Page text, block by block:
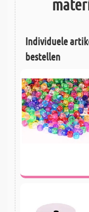
Individuele
bestellen